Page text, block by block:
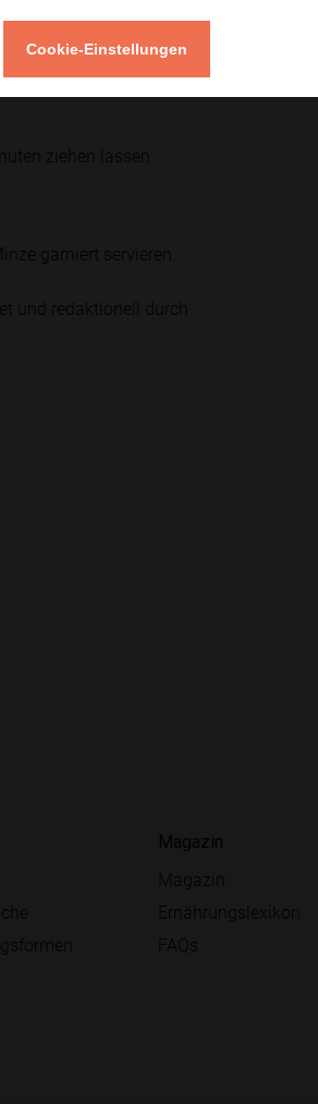
mit dem restlichen
ziehen lassen.
garniert servieren.
und redaktionell durch
Magazin
Magazin
Ernährungslexikon
FAQs
Cookie-Einstellungen